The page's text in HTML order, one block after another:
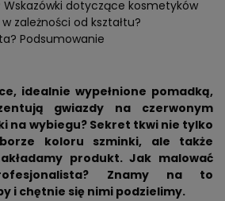
dotyczące kosmetyków
zależności od kształtu?
Podsumowanie
idealnie wypełnione pomadką,
gwiazdy na czerwonym
na wybiegu? Sekret tkwi nie tylko
koloru szminki, ale także
produkt. Jak malować
Znamy na to
i chętnie się nimi podzielimy.